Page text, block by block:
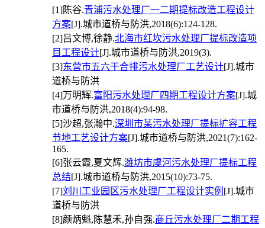
[1]陈谷.青浦污水处理厂一二期提标改造工程设计
方案[J].城市道桥与防洪,2018(6):124-128.
[2]吕文博,徐静.北海市红坎污水处理厂提标改造项
目工程设计[J].城市道桥与防洪,2019(3).
[3]东营市五六干合排污水处理厂工艺设计[J].城市
道桥与防洪
[4]万明辉.富阳污水处理厂四期工程设计方案[J].城
市道桥与防洪,2018(4):94-98.
[5]沙超,张瀚中.深圳市某污水处理厂提标扩容工程
节地工艺设计方案[J].城市道桥与防洪,2021(7):162-
165.
[6]张云霞,夏文辉.潍坊市虞河污水处理厂提标工程
总结[J].城市道桥与防洪,2015(10):73-75.
[7]刘川工业园区污水处理厂工程设计实例 [J].城市
道桥与防洪
[8]颜炳魁,陈慧禾,孙自强.商丘污水处理厂二期工程